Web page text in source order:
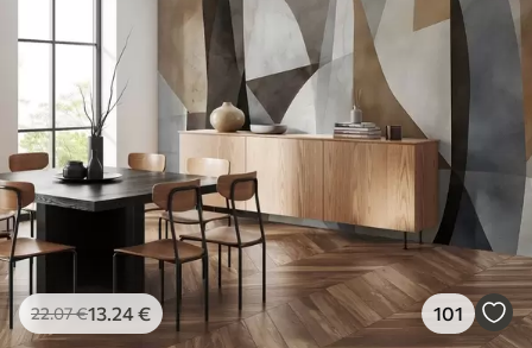
.00
Premium-Vinyl
65.0039 .00 €/m²
Peel and Stick
81 .67 .00 €/m²
22.07€13 .24€ 101